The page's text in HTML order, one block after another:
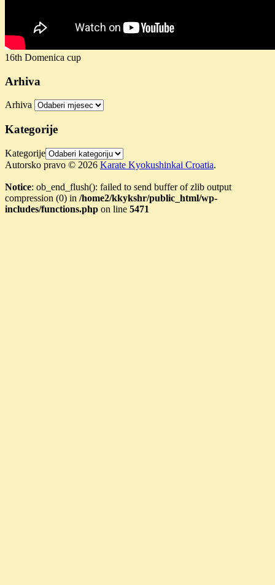
16th Domenica cup
Arhiva
Arhiva
Kategorije
Kategorije
Autorsko pravo © 2026 Karate Kyokushinkai Croatia.
Notice: ob_end_flush(): failed to send buffer of zlib output
compression (0) in /home2/kkykshr/public_html/wp-
includes/functions.php on line 5471